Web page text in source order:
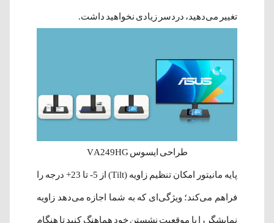
تغییر می‌دهید، دردسر زیادی نخواهید داشت.
طراحی ایسوس VA249HG
پایه مانیتور امکان تنظیم زاویه (Tilt) از 5- تا 23+ درجه را
فراهم می‌کند؛ ویژگی‌ای که به شما اجازه می‌دهد زاویه
نمایشگر را با موقعیت نشستن خود هماهنگ کنید تا هنگام